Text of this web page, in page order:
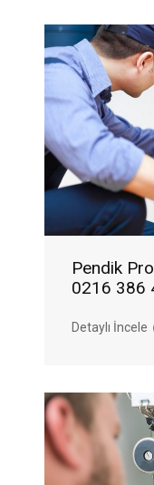
Pendik
0216 386
Detaylı İncele